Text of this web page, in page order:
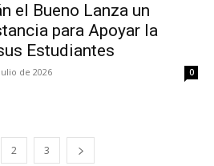
el Bueno Lanza un
para Apoyar la
Estudiantes
de 2026 0
2 3